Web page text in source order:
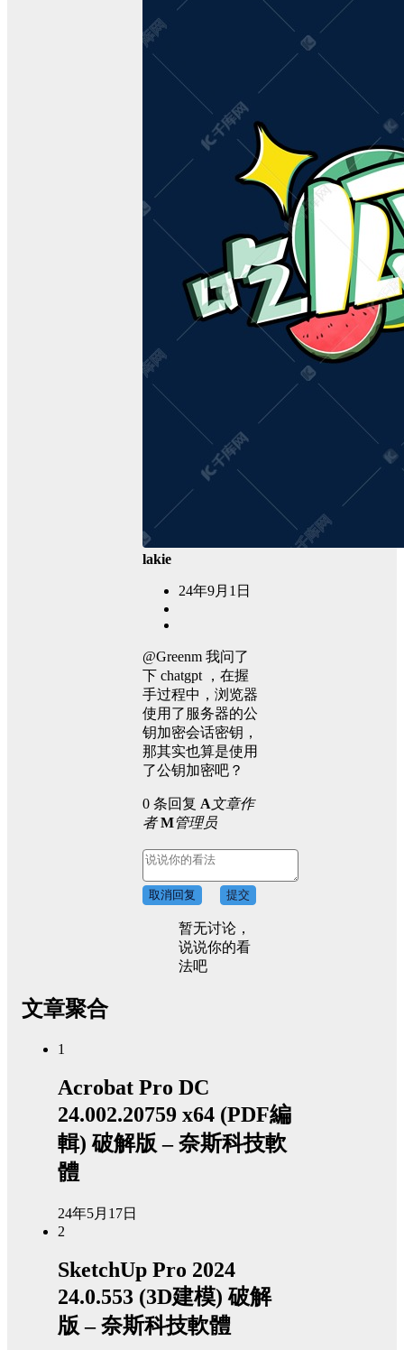
lakie
24年9月1日
@Greenm 我问了
下 chatgpt ，在握
手过程中，浏览器
使用了服务器的公
钥加密会话密钥，
那其实也算是使用
了公钥加密吧？
0 条回复 A文章作
者 M管理员
取消回复 提交
暂无讨论，
说说你的看
法吧
文章聚合
1
Acrobat Pro DC
24.002.20759 x64 (PDF編
輯) 破解版 – 奈斯科技軟
體
24年5月17日
2
SketchUp Pro 2024
24.0.553 (3D建模) 破解
版 – 奈斯科技軟體